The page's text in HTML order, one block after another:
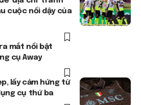
cuộc nổi dậy của
mắt nổi bật
cụ Away
lấy cảm hứng từ
cụ thứ ba